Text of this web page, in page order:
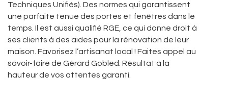
Techniques Unifiés). Des normes qui garantissent
une parfaite tenue des portes et fenêtres dans le
temps. Il est aussi qualifié RGE, ce qui donne droit à
ses clients à des aides pour la rénovation de leur
maison. Favorisez l’artisanat local ! Faites appel au
savoir-faire de Gérard Gobled. Résultat à la
hauteur de vos attentes garanti.